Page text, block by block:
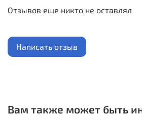
Отзывов еще никто не оставлял
Написать отзыв
Вам также может быть